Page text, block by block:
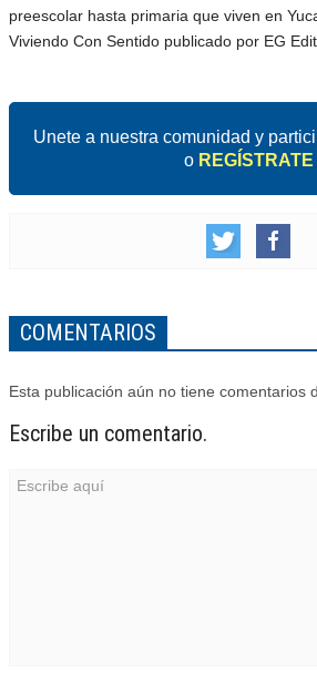
preescolar hasta primaria que viven en
Viviendo Con Sentido publicado por EG
Unete a nuestra comunidad y
o REGÍSTRATE
COMENTARIOS
Esta publicación aún no tiene comentarios
Escribe un comentario.